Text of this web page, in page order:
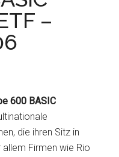
–
600 BASIC
die ihren Sitz in
Firmen wie Rio